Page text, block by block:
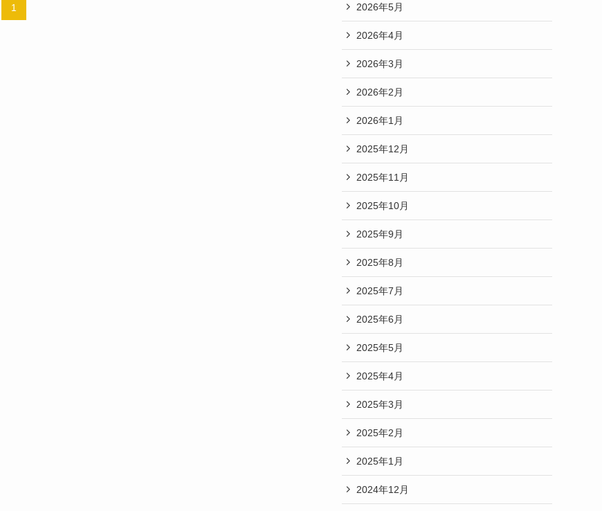
1 2026年5月
2026年4月
2026年3月
2026年2月
2026年1月
2025年12月
2025年11月
2025年10月
2025年9月
2025年8月
2025年7月
2025年6月
2025年5月
2025年4月
2025年3月
2025年2月
2025年1月
2024年12月